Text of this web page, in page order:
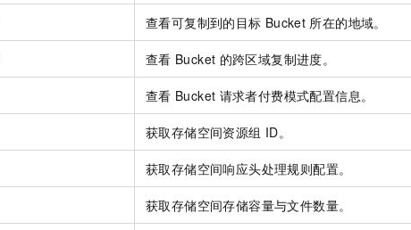
查看可复制到的目标 Bucket 所在的地域。
查看 Bucket 的跨区域复制进度。
查看 Bucket 请求者付费模式配置信息。
获取存储空间资源组 ID。
获取存储空间响应头处理规则配置。
获取存储空间存储容量与文件数量。